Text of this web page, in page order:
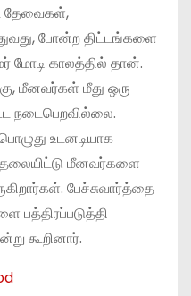
தேவைகள்,
போன்ற திட்டங்களை
மோடி காலத்தில் தான்.
மீனவர்கள் மீது ஒரு
நடைபெறவில்லை.
உடனடியாக
தலையிட்டு மீனவர்களை
பேச்சுவார்த்தை
பத்திரப்படுத்தி
கூறினார்.